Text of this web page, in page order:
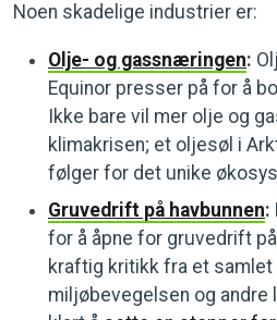
Noen skadelige industrier er:
Olje- og gassnæringen:
Equinor presser på for å
Ikke bare vil mer olje og
klimakrisen; et oljesøl i
følger for det unike
Gruvedrift på havbunnen:
for å åpne for gruvedrift
kraftig kritikk fra et
miljøbevegelsen og andre